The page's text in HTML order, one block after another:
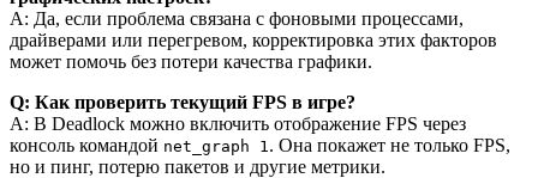
A: Да, если проблема связана с фоновыми процессами,
драйверами или перегревом, корректировка этих факторов
может помочь без потери качества графики.
Q: Как проверить текущий FPS в игре?
A: В Deadlock можно включить отображение FPS через
консоль командой net_graph 1 . Она покажет не только FPS,
но и пинг, потерю пакетов и другие метрики.